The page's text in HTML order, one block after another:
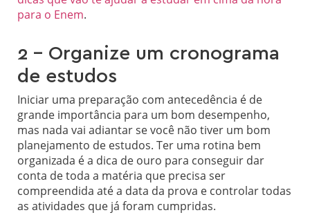
para o Enem.
2 – Organize um cronograma
de estudos
Iniciar uma preparação com antecedência é de
grande importância para um bom desempenho,
mas nada vai adiantar se você não tiver um bom
planejamento de estudos. Ter uma rotina bem
organizada é a dica de ouro para conseguir dar
conta de toda a matéria que precisa ser
compreendida até a data da prova e controlar todas
as atividades que já foram cumpridas.